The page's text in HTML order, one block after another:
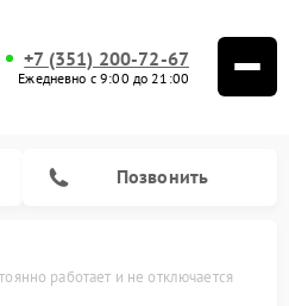
+7 (351) 200-72-67
Ежедневно с 9:00 до 21:00
Позвонить
работает и не отключается